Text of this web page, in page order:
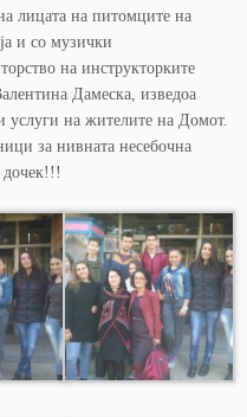
лицата на питомците на
и со музички
на инструкторките
Дамеска, изведоа
услуги на жителите на Домот.
за нивната несебочна
дочек!!!